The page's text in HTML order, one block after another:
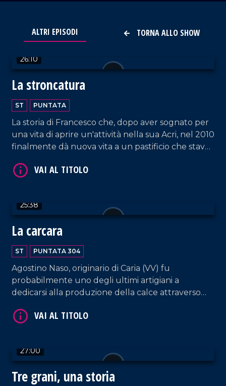
TORNA ALLO SHOW
ALTRI EPISODI
26:10
La stroncatura
ST PUNTATA
La storia di Francesco che, dopo aver sognato per
una vita di aprire un'attività nella sua Acri, nel 2010
finalmente dà nuova vita a un pastificio che stava
ricerca, qualità e offerta di prodotti autentici
VAI AL TITOLO
25:38
La carcara
ST PUNTATA 304
Agostino Naso, originario di Caria (VV) fu
probabilmente uno degli ultimi artigiani a
dedicarsi alla produzione della calce attraverso
un frammento di un passato fatto di saperi, fatica
all'identità del territorio.
27:00
Tre grani, una storia
VAI AL TITOLO
VAI AL TITOLO